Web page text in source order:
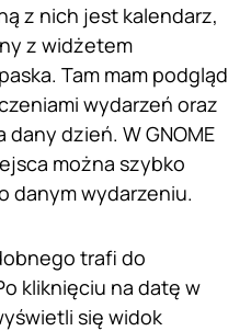
z nich jest kalendarz,
z widżetem
Tam mam podgląd
wydarzeń oraz
dzień. W GNOME
można szybko
danym wydarzeniu.
trafi do
kliknięciu na datę w
się widok